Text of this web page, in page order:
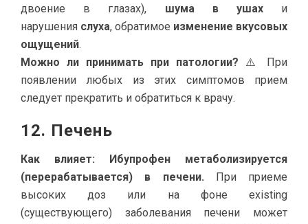
двоение в глазах), шума в ушахи
нарушения слуха, обратимое изменение вкусовых
ощущений.
Можно ли принимать при патологии? ⚠️ При
появлении любых из этих симптомов прием
следует прекратить и обратиться к врачу.
12. Печень
Как влияет:
Ибупрофен метаболизируется
(перерабатывается) в печени. При приеме
высоких доз или на фоне existing
(существующего) заболевания печени может